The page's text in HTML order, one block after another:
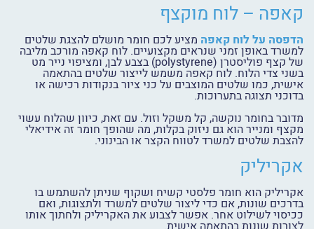
קאפה – לוח מוקצף
הדפסה על לוח קאפה מציע לכם חומר מושלם להצגת שלטים
למשרד באופן זמני שנראים מקצועיים. לוח קאפה מורכב מליבה
של קצף פוליסטרן (polystyrene) בצבע לבן, ומציפוי נייר מט
בשני צדי הלוח. לוח קאפה משמש לייצור שלטים בהתאמה
אישית, כמו שלטים המוצבים על כני ציור בנקודות רכישה או
בדוכני תצוגה בתערוכות.
מדובר בחומר נוקשה, קל משקל וזול. עם זאת, כיוון שהלוח עשוי
מקצף ומנייר הוא גם ניזוק בקלות, מה שהופך חומר זה אידיאלי
להצבת שלטים למשרד לטווח הקצר או הבינוני.
אקריליק
אקריליק הוא חומר פלסטי קשיח ושקוף שניתן להשתמש בו
בדרכים שונות, אם כדי ליצור שלטים למשרד ולתצוגות, ואם
ככיסוי לשילוט אחר. אפשר לצבוע את האקריליק ולחתוך אותו